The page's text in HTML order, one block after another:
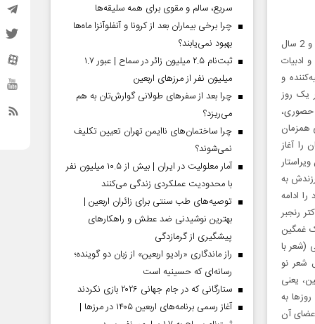
در شیراز به دنیا آمده و تا 22 سالگی در این شهر به سر برده است. شعر را از 14 سالگی آغاز کرد و 2 سال
ادبیات
و
یک روز
حصوری،
همزمان
را آغاز
1365 به علت بیماری فرزندش به
ادامه
رنجبر
غمگین
(شعر با
شعر نو
یعنی
به
آن
سریع، سالم و مقوی برای همه سلیقه‌ها
چرا برخی بیماران بعد از کرونا و آنفلوآنزا ماه‌ها
بهبود نمی‌یابند؟
ثبت‌نام ۲.۵ میلیون زائر در سماح | عبور ۱.۷
میلیون نفر از مرز‌های اربعین
چرا بعد از سفرهای طولانی گوارش‌تان به هم
می‌ریزد؟
چرا ساختمان‌های ناایمن تهران تعیین تکلیف
نمی‌شوند؟
آمار معلولیت در ایران | بیش از ۱۰.۵ میلیون نفر
با محدودیت عملکردی زندگی می‌کنند
توصیه‌های طب سنتی برای زائران اربعین |
بهترین نوشیدنی ضد عطش و راهکارهای
پیشگیری از گرمازدگی
راز ماندگاری «رادیو اربعین» از زبان دو گوینده؛
رسانه‌ای که حسینیه است
ستارگانی که در جام جهانی ۲۰۲۶ بازی نکردند
آغاز رسمی برنامه‌های اربعین ۱۴۰۵ در مرز‌ها |